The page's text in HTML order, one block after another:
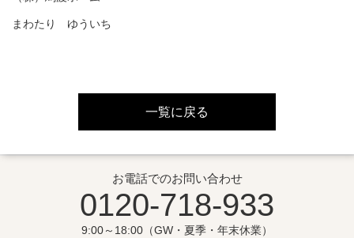
まわたり ゆういち
一覧に戻る
お電話でのお問い合わせ
0120-718-933
9:00～18:00（GW・夏季・年末休業）